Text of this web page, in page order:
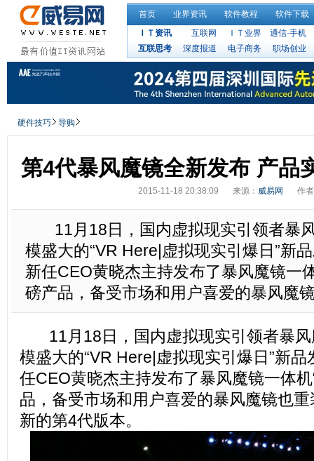
首页 业界资讯 软件教程
软件下载
ＩＴ资讯
互联网 ＩＴ业界
通信·手机
互联思考
深度报道 电子商务 职场创业
硬件技巧 导购
第4代暴风魔镜全新发布 产品
2015-11-18 20:38:09 来源： 威易网 作
11月18日，国内虚拟现实引领者暴
模盛大的“VR Here|虚拟现实引爆日”新
新任CEO黄晓杰主持发布了暴风魔镜一
磅产品，备受市场和用户喜爱的暴风魔
11月18日，国内虚拟现实引领者暴风
模盛大的“VR Here|虚拟现实引爆日”新
任CEO黄晓杰主持发布了暴风魔镜一体
品，备受市场和用户喜爱的暴风魔镜也
新的第4代版本。